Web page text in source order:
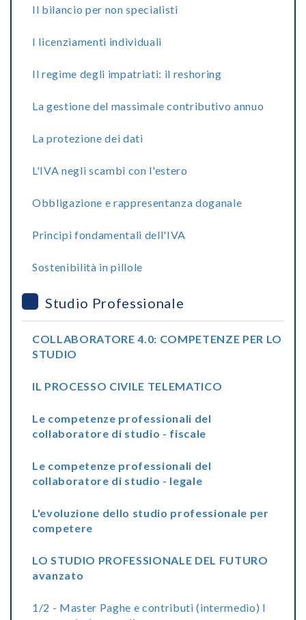
Il bilancio per non specialisti
I licenziamenti individuali
Il regime degli impatriati: il reshoring
La gestione del massimale contributivo annuo
La protezione dei dati
L'IVA negli scambi con l'estero
Obbligazione e rappresentanza doganale
Principi fondamentali dell'IVA
Sostenibilità in pillole
Studio Professionale
COLLABORATORE 4.0: COMPETENZE PER LO
STUDIO
IL PROCESSO CIVILE TELEMATICO
Le competenze professionali del
collaboratore di studio - fiscale
Le competenze professionali del
collaboratore di studio - legale
L'evoluzione dello studio professionale per
competere
LO STUDIO PROFESSIONALE DEL FUTURO
avanzato
1/2 - Master Paghe e contributi (intermedio) I